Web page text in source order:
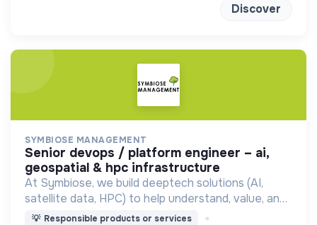
Discover
SYMBIOSE MANAGEMENT
senior devops / platform engineer – ai,
geospatial & hpc infrastructure
At Symbiose, we build deeptech solutions (AI,
satellite data, HPC) to help understand, value, and
protect forests, enabling better decisions for
💡 Responsible products or services